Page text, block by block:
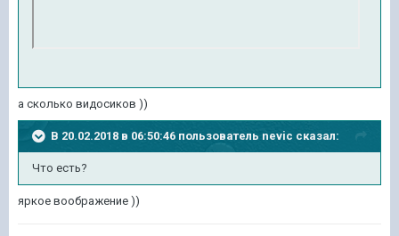
а сколько видосиков ))
В 20.02.2018 в 06:50:46 пользователь nevic сказал:
Что есть?
яркое воображение ))